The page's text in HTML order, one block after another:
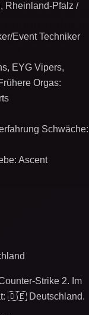
Rheinland-Pfalz /
Event Techniker
EYG Vipers,
Orgas:
Schwäche:
Ascent
Strike 2. Im
🇩🇪 Deutschland.